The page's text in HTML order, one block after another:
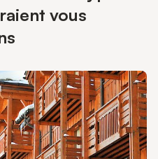
vous